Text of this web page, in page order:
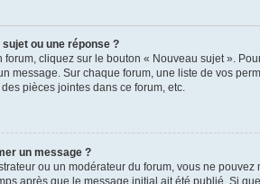
ou une réponse ?
cliquez sur le bouton « Nouveau sujet ».
message. Sur chaque forum, une liste de vos
pièces jointes dans ce forum, etc.
un message ?
ou un modérateur du forum, vous ne
après que le message initial ait été publié. Si